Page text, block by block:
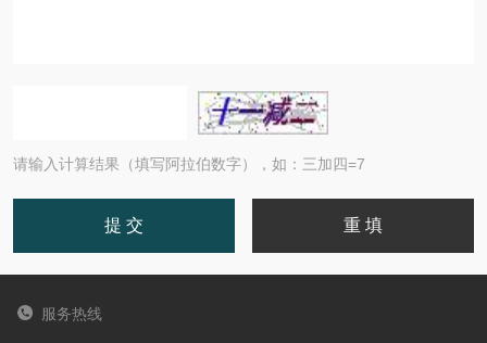
请输入计算结果（填写阿拉伯数字），如：三加四=7
服务热线